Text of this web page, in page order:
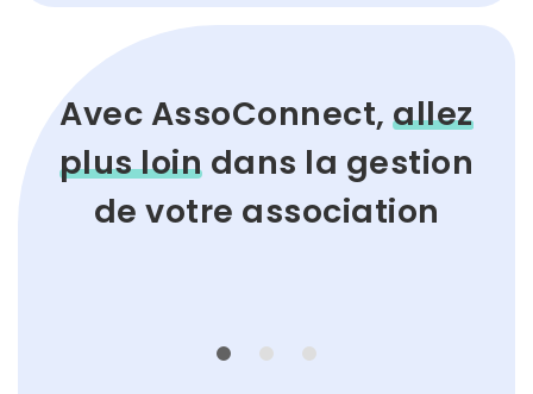
Avec AssoConnect,allez
plus loin dans la gestion
de votre association